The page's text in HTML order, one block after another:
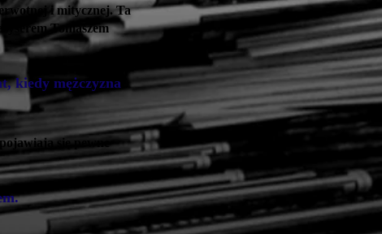
i mitycznej. Ta
Tomaszem
kiedy mężczyzna
się pewne